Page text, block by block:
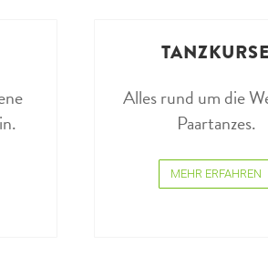
Alles rund um die
Paartanzes.
MEHR ERFAHREN